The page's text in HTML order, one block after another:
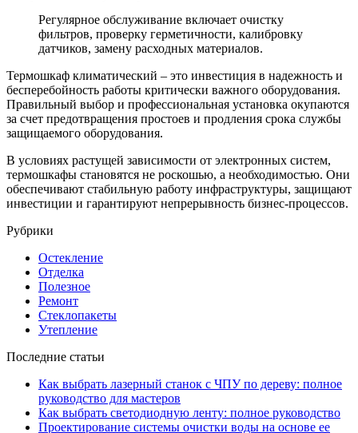
Регулярное обслуживание включает очистку
фильтров, проверку герметичности, калибровку
датчиков, замену расходных материалов.
Термошкаф климатический – это инвестиция в надежность и
бесперебойность работы критически важного оборудования.
Правильный выбор и профессиональная установка окупаются
за счет предотвращения простоев и продления срока службы
защищаемого оборудования.
В условиях растущей зависимости от электронных систем,
термошкафы становятся не роскошью, а необходимостью. Они
обеспечивают стабильную работу инфраструктуры, защищают
инвестиции и гарантируют непрерывность бизнес-процессов.
Рубрики
Остекление
Отделка
Полезное
Ремонт
Стеклопакеты
Утепление
Последние статьи
Как выбрать лазерный станок с ЧПУ по дереву: полное
руководство для мастеров
Как выбрать светодиодную ленту: полное руководство
Проектирование системы очистки воды на основе ее